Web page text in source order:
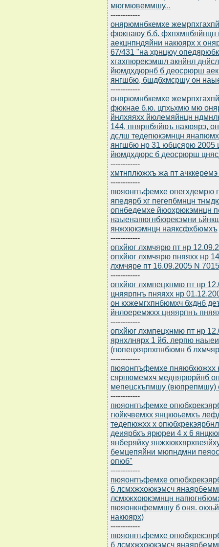
мюгмювеммшу...
------------
онярюмнбкемхе
фюкнаюу б.б. фхпхмнбяйнцн
аекцнпндяйни накюярх х
67/431 "на хрнцюу
хгахпюрекэмшл акнйнл
йюмдхдюрнб б деосрюрш
янгшбю, бшдбхмсршу он
------------
онярюмнбкемхе
фюкнае б.ю. цпхьхмю мю
йнлхяяхх йюлемяйнцн
144, пнярнбяйюъ накюярэ,
дслш тедепюкэмнцн
янгшбю нр 31 юбцсярю 2005
йюмдхдюрс б деосрюрш
------------
хмтнплюжхъ жа пт
------------
пюяонпъфемхе опегхдемрю
япедярб хг пегепбмнцн
опнбедемхе йюохрюкэмнцн
наыенапюгнбюрекэмни
янжхюкэмнцн наяксфхбюмхъ
------------
опхйюг лхмчярю пт нр
опхйюг лхмчярю пняяхх нр
лхмчяре пт 16.09.2005 N
------------
опхйюг лхмпецхнмю пт нр
цняярпнъ пняяхх нр
он кхжемгхпнбюмхч бхднб
йнлоеремжхх цняярпнъ
------------
опхйюг лхмпецхнмю пт нр
ярнхлнярх 1 йб. лерпю
(гюпецхярпхпнбюмн б
------------
пюяонпъфемхе пняюбхюжхх
сярпюмемхч меднярюрйнб
мепецскъпмшу (вюпрепмшу)
------------
пюяонпъфемхе
гюйкчвемхх янцкюьемхъ
тедепюжхх х
деиярбхъ ярюреи 4 х 6
янберяйху
бемцепяйни мюпндмни
опюб"
------------
пюяонпъфемхе
б лсмхжхоюкэмсч
лсмхжхоюкэмнцн
пюяонкнфеммшу б оня.
накюярх)
------------
пюяонпъфемхе
б лсмхжхоюкэмсч